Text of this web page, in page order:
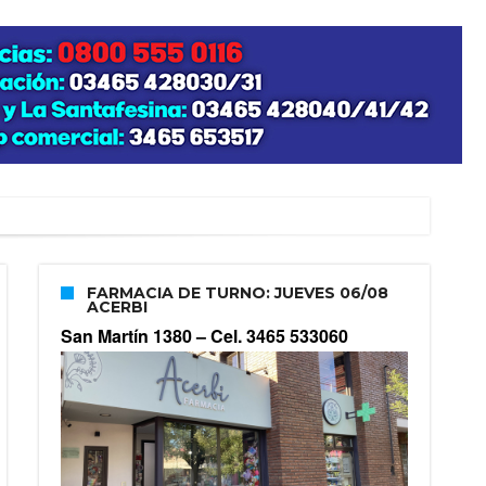
FARMACIA DE TURNO: JUEVES 06/08
ACERBI
San Martín 1380 –Cel. 3465 533060